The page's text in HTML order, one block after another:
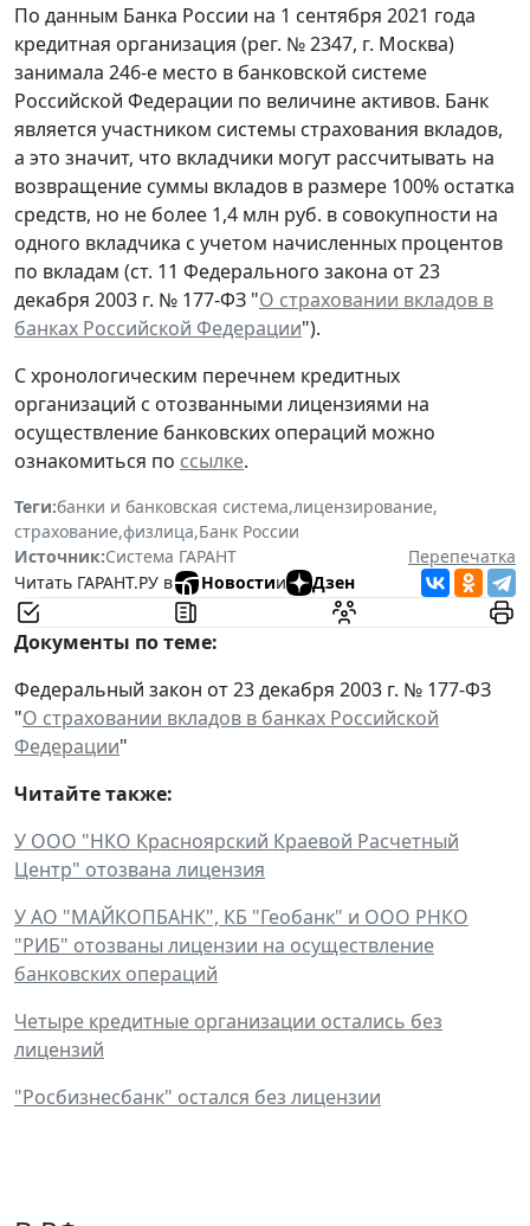
По данным Банка России на 1 сентября 2021 года
кредитная организация (рег. № 2347, г. Москва)
занимала 246-е место в банковской системе
Российской Федерации по величине активов. Банк
является участником системы страхования вкладов,
а это значит, что вкладчики могут рассчитывать на
возвращение суммы вкладов в размере 100% остатка
средств, но не более 1,4 млн руб. в совокупности на
одного вкладчика с учетом начисленных процентов
по вкладам (ст. 11 Федерального закона от 23
декабря 2003 г. № 177-ФЗ "О страховании вкладов в
банках Российской Федерации").
С хронологическим перечнем кредитных
организаций с отозванными лицензиями на
осуществление банковских операций можно
ознакомиться по ссылке.
Теги:банки и банковская система,лицензирование,
страхование,физлица,Банк России
Источник:Система ГАРАНТ
Перепечатка
Читать ГАРАНТ.РУ в
Новостии Дзен
Документы по теме:
Федеральный закон от 23 декабря 2003 г. № 177-ФЗ
"О страховании вкладов в банках Российской
Федерации"
Читайте также:
У ООО "НКО Красноярский Краевой Расчетный
Центр" отозвана лицензия
У АО "МАЙКОПБАНК", КБ "Геобанк" и ООО РНКО
"РИБ" отозваны лицензии на осуществление
банковских операций
Четыре кредитные организации остались без
лицензий
"Росбизнесбанк" остался без лицензии